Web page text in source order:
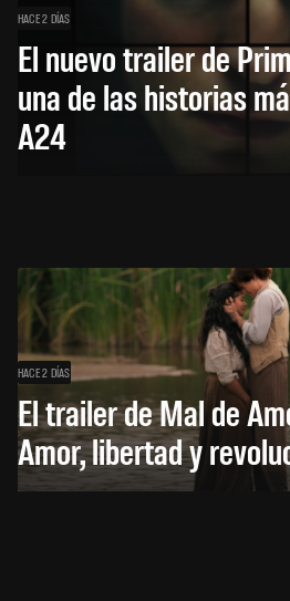
HACE 2 DÍAS
El nuevo trailer de
una de las historias
A24
HACE 2 DÍAS
El trailer de Mal de
Amor, libertad y